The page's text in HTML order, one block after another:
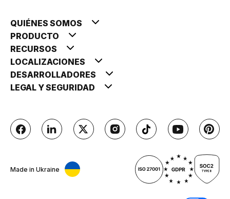
QUIÉNES SOMOS
PRODUCTO
RECURSOS
LOCALIZACIONES
DESARROLLADORES
LEGAL Y SEGURIDAD
Made in Ukraine